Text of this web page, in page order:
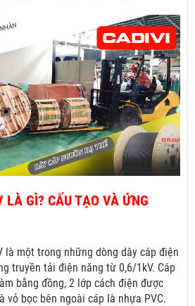
LÀ GÌ? CẤU TẠO VÀ ỨNG
là một trong những dòng dây cáp điện
truyền tải điện năng từ 0,6/1kV. Cáp
bằng đồng, 2 lớp cách điện được
vỏ bọc bên ngoài cáp là nhựa PVC.